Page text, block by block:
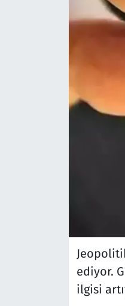
ediyor.
ilgisi